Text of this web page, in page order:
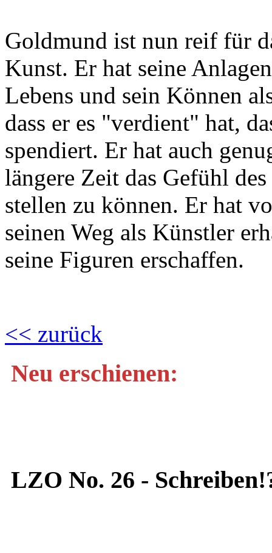
Goldmund ist nun reif für
Kunst. Er hat seine
Lebens und sein Können
dass er es "verdient" hat,
spendiert. Er hat auch
längere Zeit das Gefühl
stellen zu können. Er hat
seinen Weg als Künstler
seine Figuren erschaffen.
<< zurück
Neu erschienen:
LZO No. 26 -